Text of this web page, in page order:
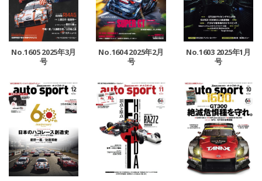
No.1605 2025年3月
号
No.1604 2025年2月
号
No.1603 2025年1月
号